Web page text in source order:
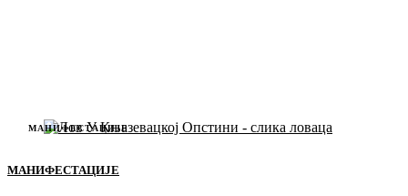
МАНИФЕСТАЦИЈЕ
МАНИФЕСТАЦИЈЕ